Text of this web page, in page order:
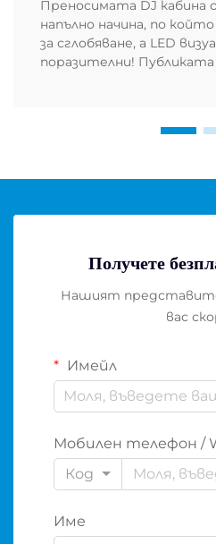
Преносимата DJ кабина
напълно начина, по
за сглобяване, а LED
поразителни!
Получете
Нашият
вас
Имейл
Мобилен телефон /
Код
Име